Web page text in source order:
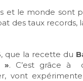
et le monde sont
des taux records,
, que la recette du
». C’est grâce à
vont